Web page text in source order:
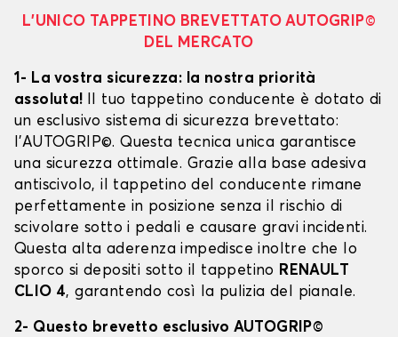
L’UNICO TAPPETINO BREVETTATO AUTOGRIP©
DEL MERCATO
1- La vostra sicurezza: la nostra priorità
assoluta! Il tuo tappetino conducente è dotato di
un esclusivo sistema di sicurezza brevettato:
l’AUTOGRIP©. Questa tecnica unica garantisce
una sicurezza ottimale. Grazie alla base adesiva
antiscivolo, il tappetino del conducente rimane
perfettamente in posizione senza il rischio di
scivolare sotto i pedali e causare gravi incidenti.
Questa alta aderenza impedisce inoltre che lo
sporco si depositi sotto il tappetino RENAULT
CLIO 4, garantendo così la pulizia del pianale.
2- Questo brevetto esclusivo AUTOGRIP©